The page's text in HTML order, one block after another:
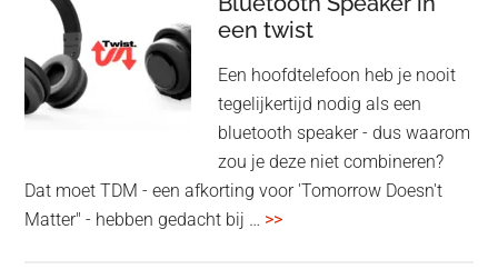
een twist
Een hoofdtelefoon heb je nooit
tegelijkertijd nodig als een
bluetooth speaker - dus waarom
zou je deze niet combineren?
Dat moet TDM - een afkorting voor 'Tomorrow Doesn't
Matter" - hebben gedacht bij … >>overHoofdtelefoon